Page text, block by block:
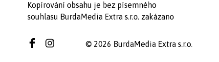
Kopírování obsahu je bez písemného
souhlasu BurdaMedia Extra s.r.o. zakázano
© 2026 BurdaMedia Extra s.r.o.